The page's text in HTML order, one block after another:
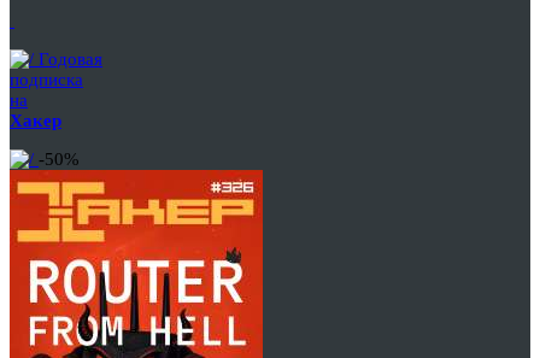
Годовая
подписка
на
Хакер
-50%